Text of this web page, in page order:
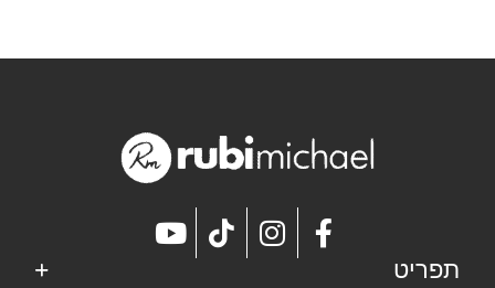
תפריט